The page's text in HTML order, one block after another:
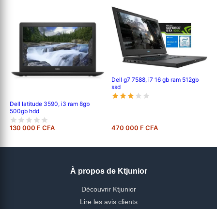
Dell latitude 3590, i3 ram 8gb
500gb hdd
130 000 F CFA
Dell g7 7588, i7 16 gb ram 512gb
ssd
470 000 F CFA
À propos de Ktjunior
Découvrir Ktjunior
Lire les avis clients